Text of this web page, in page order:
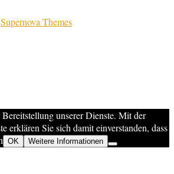
Supernova Themes
unserer Dienste. Mit der
erklären Sie sich damit einverstanden, dass
OK Weitere Informationen